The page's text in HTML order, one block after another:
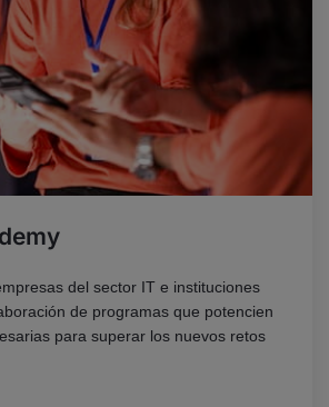
del sector IT e instituciones
de programas que potencien
para superar los nuevos retos